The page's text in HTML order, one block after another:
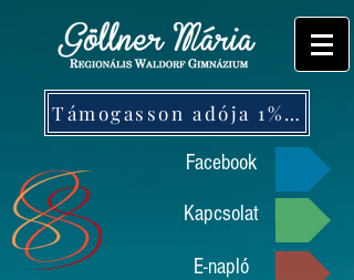
Támogasson adója 1%-ával!
Facebook
Kapcsolat
E-napló